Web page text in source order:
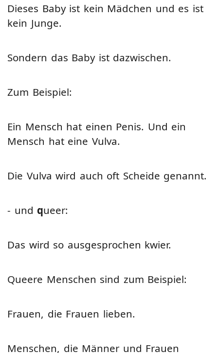
Dieses Baby ist kein Mädchen und es ist
kein Junge.
Sondern das Baby ist dazwischen.
Zum Beispiel:
Ein Mensch hat einen Penis. Und ein
Mensch hat eine Vulva.
Die Vulva wird auch oft Scheide genannt.
- und queer:
Das wird so ausgesprochen kwier.
Queere Menschen sind zum Beispiel:
Frauen, die Frauen lieben.
Menschen, die Männer und Frauen